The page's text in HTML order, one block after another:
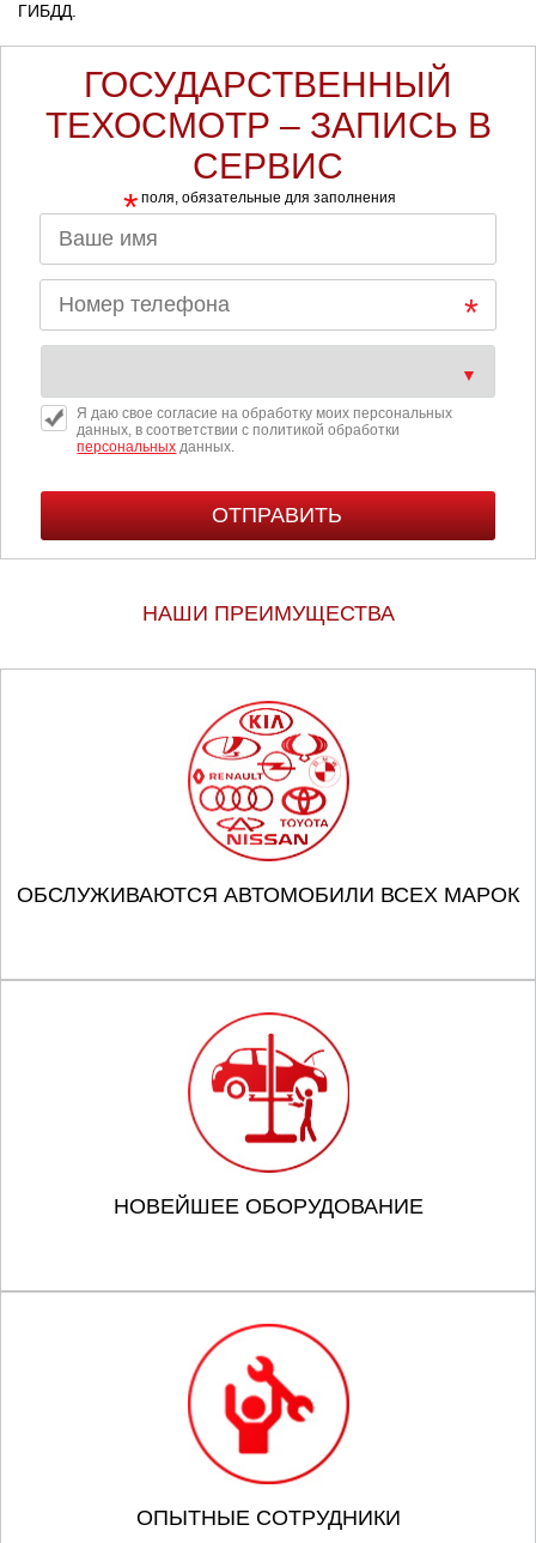
ГИБДД.
ГОСУДАРСТВЕННЫЙ
ТЕХОСМОТР – ЗАПИСЬ В
СЕРВИС
* поля, обязательные для заполнения
Я даю свое согласие на обработку моих персональных
данных, в соответствии с политикой обработки
персональных данных.
НАШИ ПРЕИМУЩЕСТВА
ОБСЛУЖИВАЮТСЯ АВТОМОБИЛИ ВСЕХ МАРОК
НОВЕЙШЕЕ ОБОРУДОВАНИЕ
ОПЫТНЫЕ СОТРУДНИКИ